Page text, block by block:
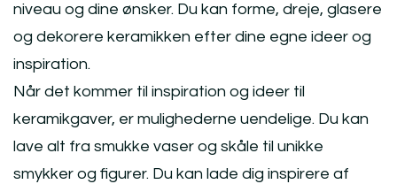
niveau og dine ønsker. Du kan forme, dreje, glasere
og dekorere keramikken efter dine egne ideer og
inspiration.
Når det kommer til inspiration og ideer til
keramikgaver, er mulighederne uendelige. Du kan
lave alt fra smukke vaser og skåle til unikke
smykker og figurer. Du kan lade dig inspirere af